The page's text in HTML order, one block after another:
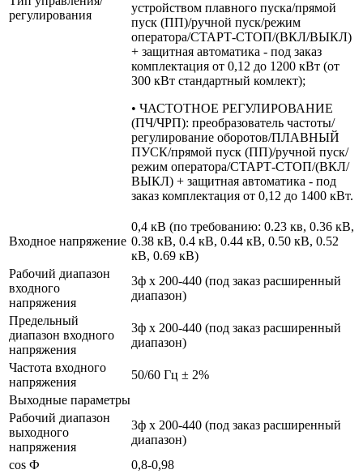
регулирования
устройством плавного пуска/прямой
пуск (ПП)/ручной пуск/режим
оператора/СТАРТ-СТОП/(ВКЛ/ВЫКЛ)
+ защитная автоматика - под заказ
комплектация от 0,12 до 1200 кВт (от
300 кВт стандартный комлект);
• ЧАСТОТНОЕ РЕГУЛИРОВАНИЕ
(ПЧ/ЧРП): преобразователь частоты/
регулирование оборотов/ПЛАВНЫЙ
ПУСК/прямой пуск (ПП)/ручной пуск/
режим оператора/СТАРТ-СТОП/(ВКЛ/
ВЫКЛ) + защитная автоматика - под
заказ комплектация от 0,12 до 1400 кВт.
Входное напряжение
0,4 кВ (по требованию: 0.23 кв, 0.36 кВ,
0.38 кВ, 0.4 кВ, 0.44 кВ, 0.50 кВ, 0.52
кВ, 0.69 кВ)
Рабочий диапазон
входного
напряжения
3ф х 200-440 (под заказ расширенный
диапазон)
Предельный
диапазон входного
напряжения
3ф х 200-440 (под заказ расширенный
диапазон)
Частота входного
напряжения
50/60 Гц ± 2%
Выходные параметры
Рабочий диапазон
выходного
напряжения
3ф х 200-440 (под заказ расширенный
диапазон)
cos Ф
0,8-0,98